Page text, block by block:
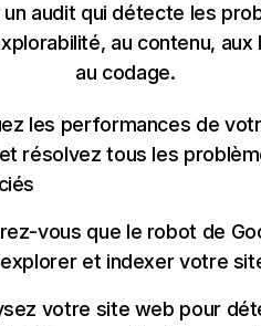
un audit qui détecte les
au contenu, aux
au codage.
les performances de
résolvez tous les
vous que le robot de
et indexer votre
votre site web pour